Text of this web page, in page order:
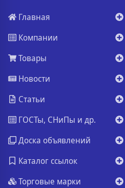
Главная
Компании
Товары
Новости
Статьи
ГОСТы, СНиПы и др.
Доска объявлений
Каталог ссылок
Торговые марки